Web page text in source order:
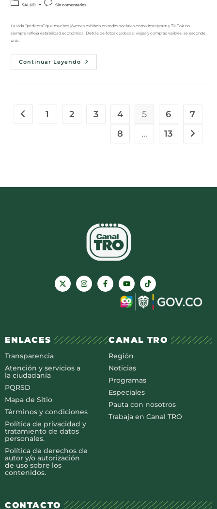
SALUD Sin comentarios
La vida “perfecta” que muchos jóvenes exhiben en redes sociales como Instagram y TikTok no
siempre refleja estabilidad económica. Detrás de fotos cuidadas, viajes y compras visibles, se esconde
una…
Continuar Leyendo
1 2 3 4 5 6
7
8
… 13
ENLACES
Transparencia
Atención y servicios a
la ciudadanía
PQRSD
Mapa de Sitio
Términos y condiciones
Política de privacidad y
tratamiento de datos
personales.
Política de derechos de
autor y/o autorización
de uso sobre los
contenidos.
CANAL TRO
Región
Noticias
Programas
Especiales
Pauta con nosotros
Trabaja en Canal TRO
CONTACTO